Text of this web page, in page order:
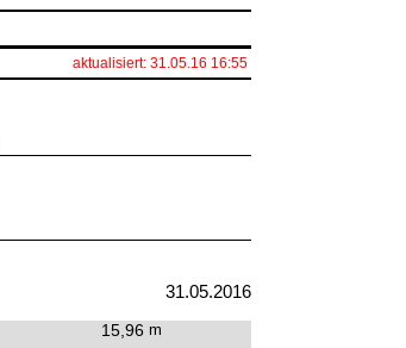
aktualisiert: 31.05.16 16:55
31.05.2016
15,96 m